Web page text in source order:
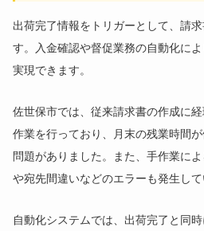
出荷完了情報をトリガーとして、請
す。入金確認や督促業務の自動化に
実現できます。
佐世保市では、従来請求書の作成に
作業を行っており、月末の残業時間
問題がありました。また、手作業に
や宛先間違いなどのエラーも発生して
自動化システムでは、出荷完了と同